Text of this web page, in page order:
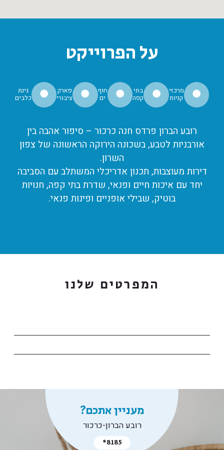
על הפרוייקט
⚫
מרכזי
קניות
⚫
בתי
קפה
⚫
חוף
ים
⚫
פארק
ציבורי
⚫
גינת
כלבים
רובע הברון פרדס חנה כרכור – סיפור אהבה בין
אורבניות לטבע, בשכונה הירוקה הראשונה של צפון
השרון.
דירות מעוצבות, תכנון אדריכלי המשתלב עם הסביבה
יחד עם איכות חיים ופנאי, שדרת בתי קפה, חנויות
בוטיק, שבילי אופניים ופינות פנאי.
המפרטים שלנו
מעניין אתכם?
רובע הברון-כרכור
*8185